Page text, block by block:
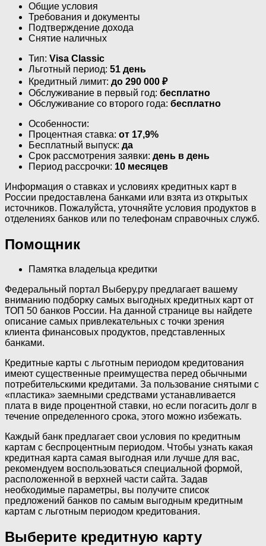
Общие условия
Требования и документы
Подтверждение дохода
Снятие наличных
Тип: Visa Classic
Льготный период: 51 день
Кредитный лимит: до 290 000 ₽
Обслуживание в первый год: бесплатно
Обслуживание со второго года: бесплатно
Особенности:
Процентная ставка: от 17,9%
Бесплатный выпуск: да
Срок рассмотрения заявки: день в день
Период рассрочки: 10 месяцев
Информация о ставках и условиях кредитных карт в
России предоставлена банками или взята из открытых
источников. Пожалуйста, уточняйте условия продуктов в
отделениях банков или по телефонам справочных служб.
Помощник
Памятка владельца кредитки
Федеральный портал Выберу.ру предлагает вашему
вниманию подборку самых выгодных кредитных карт от
ТОП 50 банков России. На данной странице вы найдете
описание самых привлекательных с точки зрения
клиента финансовых продуктов, представленных
банками.
Кредитные карты с льготным периодом кредитования
имеют существенные преимущества перед обычными
потребительскими кредитами. За пользование снятыми с
«пластика» заемными средствами устанавливается
плата в виде процентной ставки, но если погасить долг в
течение определенного срока, этого можно избежать.
Каждый банк предлагает свои условия по кредитным
картам с беспроцентным периодом. Чтобы узнать какая
кредитная карта самая выгодная или лучше для вас,
рекомендуем воспользоваться специальной формой,
расположенной в верхней части сайта. Задав
необходимые параметры, вы получите список
предложений банков по самым выгодным кредитным
картам с льготным периодом кредитования.
Выберите кредитную карту